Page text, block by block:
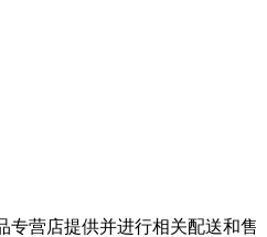
专营店提供并进行相关配送和售